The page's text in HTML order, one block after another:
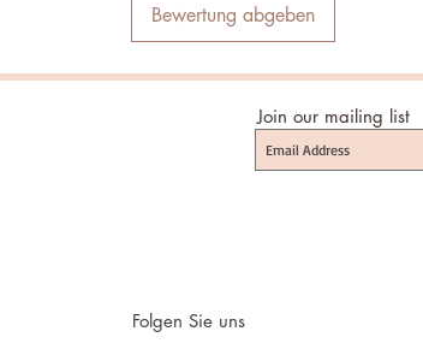
regularity, making it ideal for IBS,
antibiotic recovery.
Balance – Features key probiotic
and UTI prevention.
– Formulated to combat
gut immunity, and reduce yeast
women’s microbiome health.
– Contains Isomalto-
– No refrigeration needed!
Bewertung abgeben
Join our mailing list
Folgen Sie uns